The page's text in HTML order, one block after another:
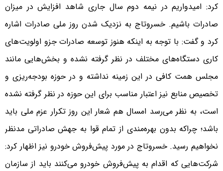
کرد: امیدواریم در نیمه دوم سال جاری شاهد افزایش در میزان
صادرات باشیم. خسروتاج به نزدیک شدن روز ملی صادرات اشاره
کرد و گفت: با توجه به اینکه هنوز توسعه صادرات جزو اولویت‌های
کاری دستگاه‌های مختلف در نظر گرفته نشده و بخش‌هایی مانند
مجلس همت کافی در این زمینه نداشته و در حوزه بودجه‌ریزی و
تخصیص منابع نیز اعتبار مناسب برای این حوزه در نظر گرفته نشده
است، به نظر می‌رسد امسال هم شعار این روز تکرار عزم ملی باید
باشد؛ چراکه بدون بهره‌مندی از تمام قوا به جهش صادراتی مدنظر
نخواهیم رسید. خسروتاج در مورد پیش‌فروش خودرو نیز اظهار کرد:
شرکت‌هایی که اقدام به پیش‌فروش خودرو می‌کنند باید از سازمان